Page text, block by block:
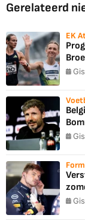
Gerelateerd
EK